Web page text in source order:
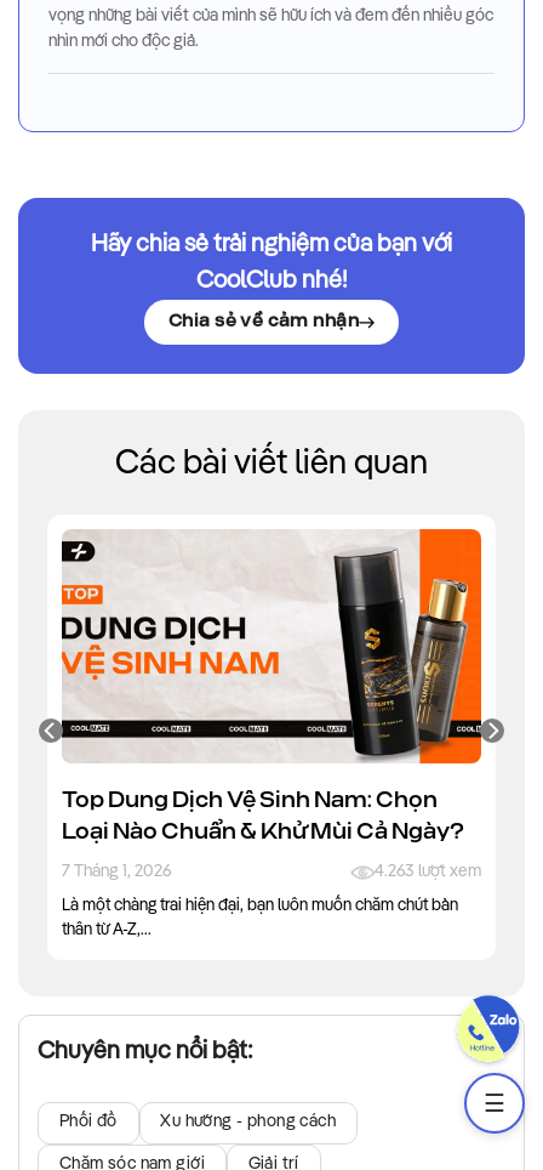
vọng những bài viết của mình sẽ hữu ích và đem đến nhiều góc
nhìn mới cho độc giả.
Hãy chia sẻ trải nghiệm của bạn với
CoolClub nhé!
Chia sẻ về cảm nhận
Các bài viết liên quan
Top Dung Dịch Vệ Sinh Nam: Chọn
Loại Nào Chuẩn & Khử Mùi Cả Ngày?
7 Tháng 1, 2026 4.263 lượt xem
Là một chàng trai hiện đại, bạn luôn muốn chăm chút bản
thân từ A-Z,...
Chuyên mục nổi bật:
Phối đồ Xu hướng - phong cách
Chăm sóc nam giới Giải trí
☰